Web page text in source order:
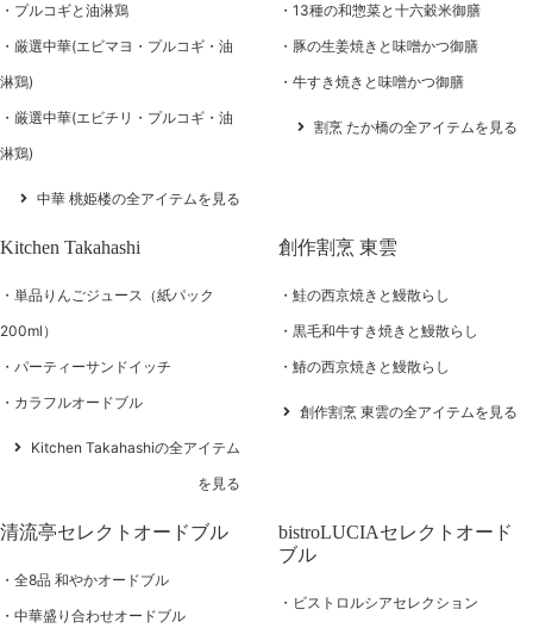
プルコギと油淋鶏
厳選中華(エビマヨ・プルコギ・油
淋鶏)
厳選中華(エビチリ・プルコギ・油
淋鶏)
中華 桃姫楼の全アイテムを見る
13種の和惣菜と十六穀米御膳
豚の生姜焼きと味噌かつ御膳
牛すき焼きと味噌かつ御膳
割烹 たか橋の全アイテムを見る
Kitchen Takahashi
単品りんごジュース（紙パック
200ml）
パーティーサンドイッチ
カラフルオードブル
Kitchen Takahashiの全アイテム
を見る
創作割烹 東雲
鮭の西京焼きと鰻散らし
黒毛和牛すき焼きと鰻散らし
鰆の西京焼きと鰻散らし
創作割烹 東雲の全アイテムを見る
清流亭セレクトオードブル
全8品 和やかオードブル
中華盛り合わせオードブル
bistroLUCIAセレクトオード
ブル
ビストロルシアセレクション